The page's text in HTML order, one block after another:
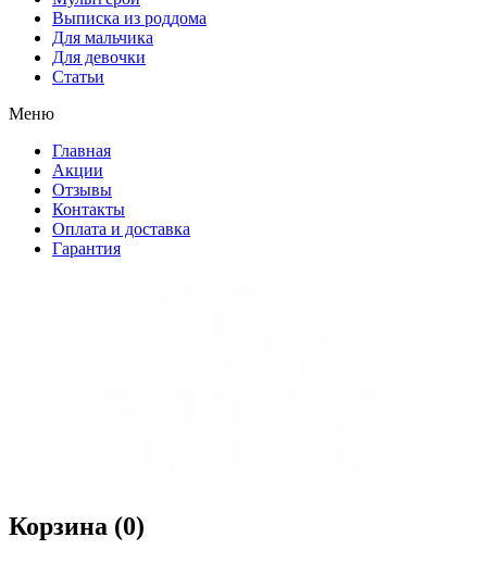
Выписка из роддома
Для мальчика
Для девочки
Статьи
Меню
Главная
Акции
Отзывы
Контакты
Оплата и доставка
Гарантия
Корзина (0)